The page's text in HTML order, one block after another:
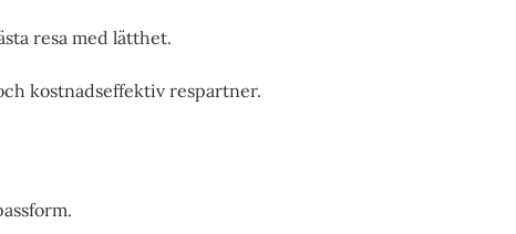
resa med lätthet.
kostnadseffektiv respartner.